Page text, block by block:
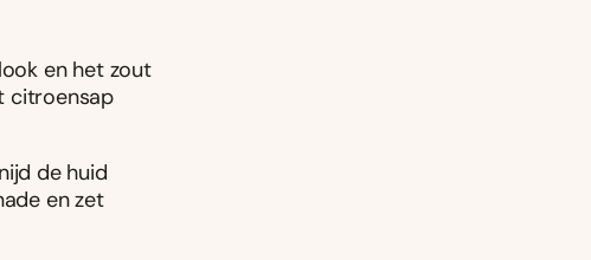
en het zout
citroensap
de huid
en zet